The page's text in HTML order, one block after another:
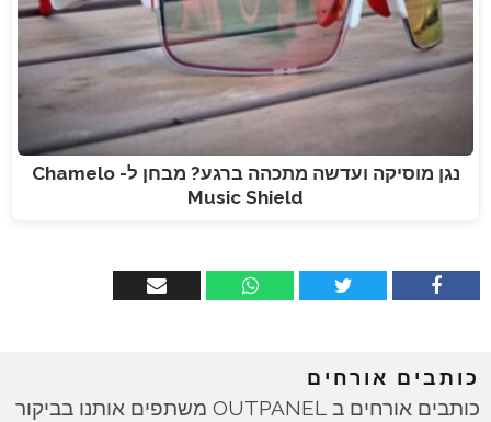
נגן מוסיקה ועדשה מתכהה ברגע? מבחן ל- Chamelo
Music Shield
כותבים אורחים
כותבים אורחים ב OUTPANEL משתפים אותנו בביקור